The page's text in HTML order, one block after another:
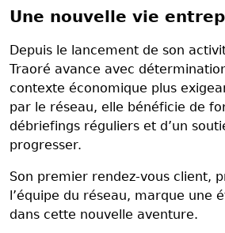
Une nouvelle vie
Depuis le lancement de son
Traoré avance avec
contexte économique plus
par le réseau, elle bénéficie de
débriefings réguliers et d’un
progresser.
Son premier rendez-vous client,
l’équipe du réseau, marque une
dans cette nouvelle aventure.